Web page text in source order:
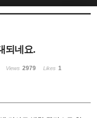
되네요.
Views 2979 Likes 1
북5
북5